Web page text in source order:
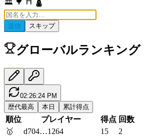
送信 スキップ
グローバルランキング
02:26:24 PM
歴代最高
本日 累計得点
順位 プレイヤー 得点 回数
🥇
d704…1264 15
2